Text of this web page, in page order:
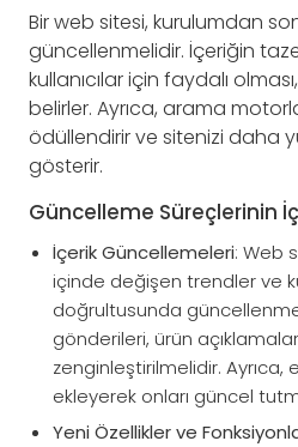
Bir web sitesi, kurulumdan
güncellenmelidir. İçeriğin
kullanıcılar için faydalı
belirler. Ayrıca, arama
ödüllendirir ve sitenizi daha
gösterir.
Güncelleme Süreçlerinin
İçerik Güncellemeleri: Web
içinde değişen trendler ve
doğrultusunda
gönderileri, ürün
zenginleştirilmelidir. Ayrıca,
ekleyerek onları güncel
Yeni Özellikler ve